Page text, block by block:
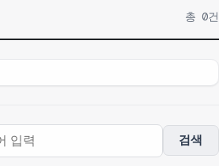
총 0건
검색